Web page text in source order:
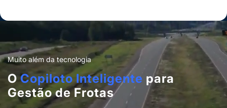
Muito além da tecnologia
OCopiloto Inteligente para
Gestão de Frotas